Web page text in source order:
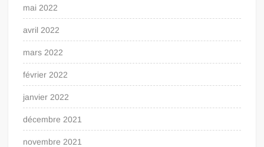
mai 2022
avril 2022
mars 2022
février 2022
janvier 2022
décembre 2021
novembre 2021